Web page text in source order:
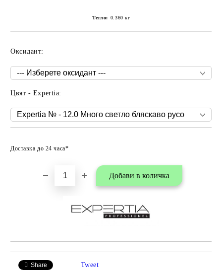
Тегло: 0.360 кг
Оксидант:
Цвят - Expertia:
Доставка до 24 часа*
Share Tweet